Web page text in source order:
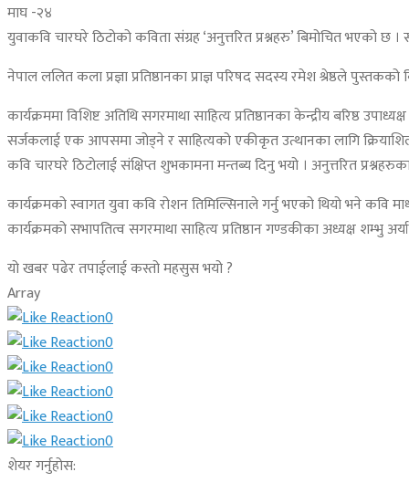
माघ -२४
युवाकवि चारघरे ठिटोको कविता संग्रह ‘अनुत्तरित प्रश्नहरु’ बिमोचित भएको छ
नेपाल ललित कला प्रज्ञा प्रतिष्ठानका प्राज्ञ परिषद सदस्य रमेश श्रेष्ठले
कार्यक्रममा विशिष्ट अतिथि सगरमाथा साहित्य प्रतिष्ठानका केन्द्रीय बरिष्ठ
सर्जकलाई एक आपसमा जोड्ने र साहित्यको एकीकृत उत्थानका लागि
कवि चारघरे ठिटोलाई संक्षिप्त शुभकामना मन्तब्य दिनु भयो । अनुत्तरित
कार्यक्रमको स्वागत युवा कवि रोशन तिमिल्सिनाले गर्नु भएको थियो भने कवि
कार्यक्रमको सभापतित्व सगरमाथा साहित्य प्रतिष्ठान गण्डकीका अध्यक्ष शम्भु
यो खबर पढेर तपाईलाई कस्तो महसुस भयो ?
Array
0
0
0
0
0
0
शेयर गर्नुहोस: